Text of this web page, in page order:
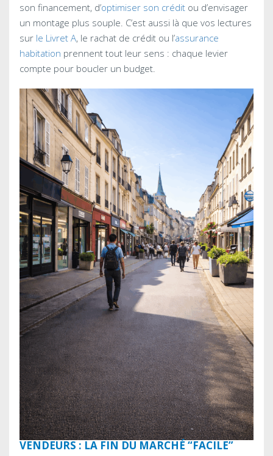
son financement, d’optimiser son crédit ou d’envisager
un montage plus souple. C’est aussi là que vos lectures
sur le Livret A, le rachat de crédit ou l’assurance
habitation prennent tout leur sens : chaque levier
compte pour boucler un budget.
VENDEURS : LA FIN DU MARCHÉ “FACILE”